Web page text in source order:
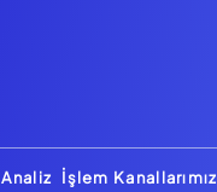
Analiz İşlem Kanallarımız